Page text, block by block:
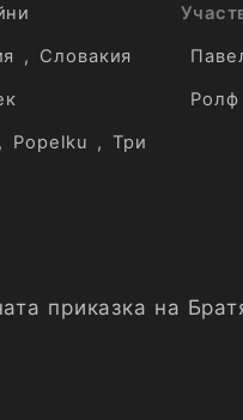
,
Словакия
, Popelku , Три
Ролф
приказка на